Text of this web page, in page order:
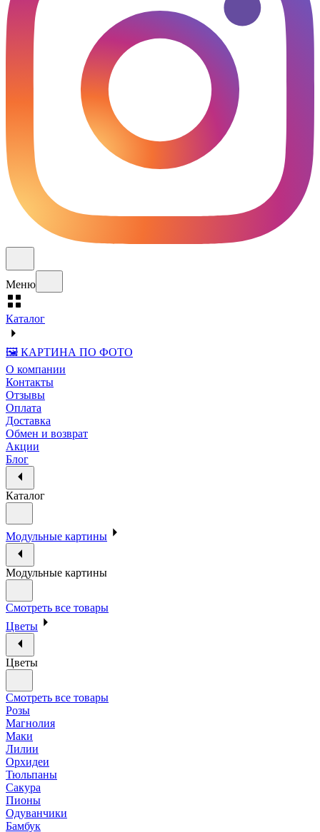
Меню
Каталог
🖼️ КАРТИНА ПО ФОТО
О компании
Контакты
Отзывы
Оплата
Доставка
Обмен и возврат
Акции
Блог
Каталог
Модульные картины
Модульные картины
Смотреть все товары
Цветы
Цветы
Смотреть все товары
Розы
Магнолия
Маки
Лилии
Орхидеи
Тюльпаны
Сакура
Пионы
Одуванчики
Бамбук